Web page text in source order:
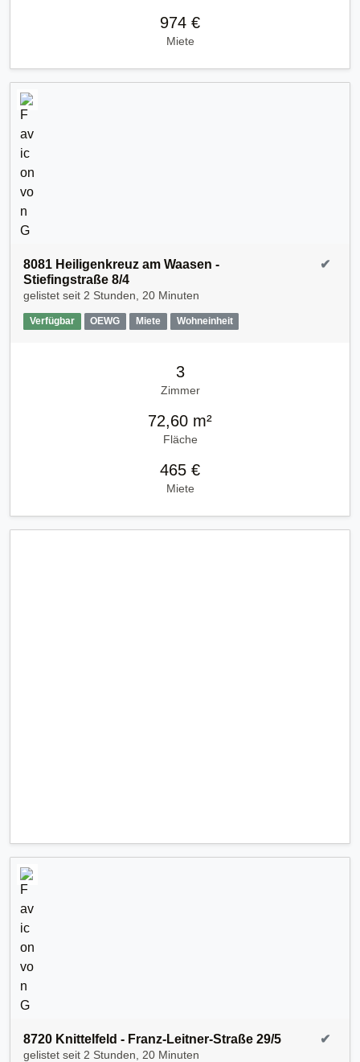
974 €
Miete
8081 Heiligenkreuz am Waasen -
Stiefingstraße 8/4
gelistet seit 2 Stunden, 20 Minuten
Verfügbar OEWG Miete Wohneinheit
✔
3
Zimmer
72,60 m²
Fläche
465 €
Miete
8720 Knittelfeld - Franz-Leitner-Straße 29/5
gelistet seit 2 Stunden, 20 Minuten
✔